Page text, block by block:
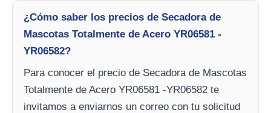
¿Cómo saber los precios de Secadora de
Mascotas Totalmente de Acero YR06581 -
YR06582?
Para conocer el precio de Secadora de Mascotas
Totalmente de Acero YR06581 -YR06582 te
invitamos a enviarnos un correo con tu solicitud